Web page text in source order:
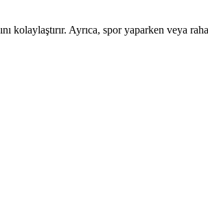
kolaylaştırır. Ayrıca, spor yaparken veya